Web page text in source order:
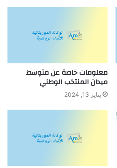
معلومات خاصة عن متوسط
ميدان المنتخب الوطني
يناير 13, 2024